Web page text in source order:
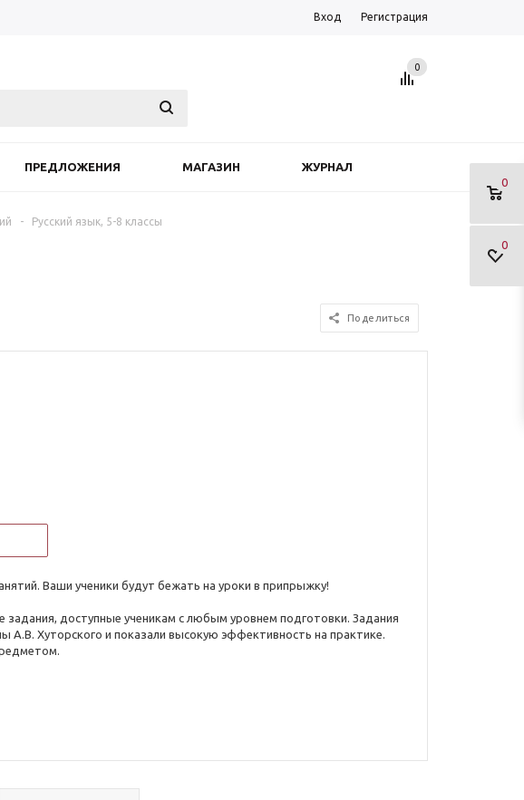
Вход Регистрация
0
0
0
ПРЕДЛОЖЕНИЯ МАГАЗИН ЖУРНАЛ
- Русский язык, 5-8 классы
Поделиться
Ваши ученики будут бежать на уроки в припрыжку!
задания, доступные ученикам с любым уровнем подготовки. Задания
А.В. Хуторского и показали высокую эффективность на практике.